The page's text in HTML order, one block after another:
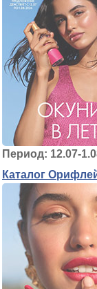
Период: 12.07-
Каталог